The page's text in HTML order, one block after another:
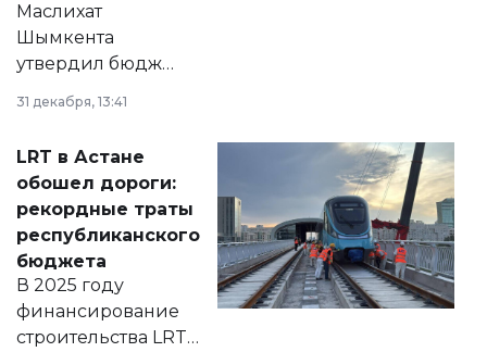
Маслихат
Шымкента
утвердил бюджет
города на 2026–
2028 годы.
документ
появился в базе
нормативных
правовых актов и
на сайте маслихат
города.
31 декабря, 13:41
LRT в Астане
обошел дороги:
рекордные траты
республиканского
бюджета
В 2025 году
финансирование
строительства LRT